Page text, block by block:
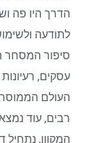
הדרך היו פה
לתודעה
סיפור המסחר
עסקים, רעיונות
העולם הממוסחר
רבים, עוד נמצא
המקוון, נתחיל